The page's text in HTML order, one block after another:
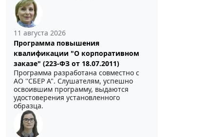
11 августа 2026
Программа повышения
квалификации "О корпоративном
заказе" (223-ФЗ от 18.07.2011)
Программа разработана совместно с
АО ''СБЕР А". Слушателям, успешно
освоившим программу, выдаются
удостоверения установленного
образца.